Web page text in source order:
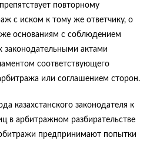
повторному
с иском к тому же ответчику, о
основаниям с соблюдением
законодательными актами
соответствующего
или соглашением сторон.
казахстанского законодателя к
в арбитражном разбирательстве
предпринимают попытки